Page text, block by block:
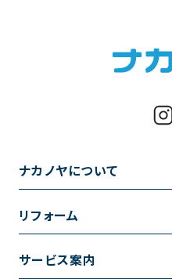
ナカノヤについて
リフォーム
トイレのリフォーム
サービス案内